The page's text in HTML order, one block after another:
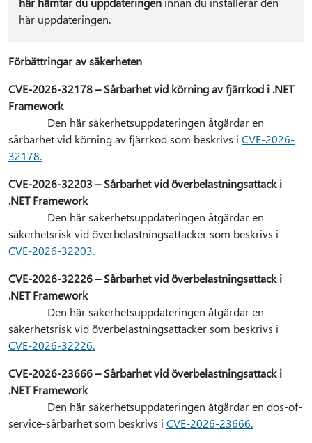
här uppdateringen.
Förbättringar av säkerheten
CVE-2026-32178 – Sårbarhet vid körning av fjärrkod i .NET
Framework
Den här säkerhetsuppdateringen åtgärdar en
sårbarhet vid körning av fjärrkod som beskrivs i CVE-2026-
32178.
CVE-2026-32203 – Sårbarhet vid överbelastningsattack i
.NET Framework
Den här säkerhetsuppdateringen åtgärdar en
säkerhetsrisk vid överbelastningsattacker som beskrivs i
CVE-2026-32203.
CVE-2026-32226 – Sårbarhet vid överbelastningsattack i
.NET Framework
Den här säkerhetsuppdateringen åtgärdar en
säkerhetsrisk vid överbelastningsattacker som beskrivs i
CVE-2026-32226.
CVE-2026-23666 – Sårbarhet vid överbelastningsattack i
.NET Framework
Den här säkerhetsuppdateringen åtgärdar en dos-of-
service-sårbarhet som beskrivs i CVE-2026-23666.